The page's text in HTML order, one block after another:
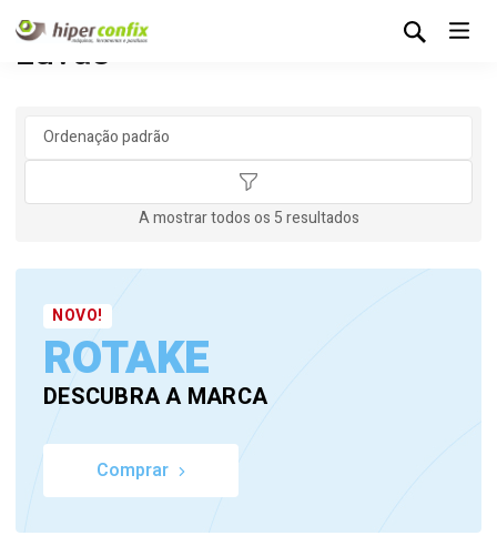
Luvas
A mostrar todos os 5 resultados
NOVO!
ROTAKE
DESCUBRA A MARCA
Comprar